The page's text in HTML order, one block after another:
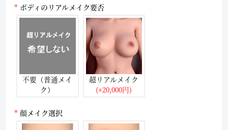
ボディのリアルメイク要否
不要（普通メイ
ク）
超リアルメイク
(+20,000円)
顔メイク選択